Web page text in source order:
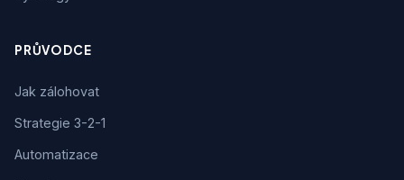
PRŮVODCE
Jak zálohovat
Strategie 3-2-1
Automatizace